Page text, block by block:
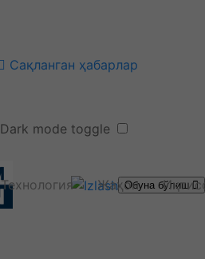
Сақланган ҳабарлар
Dark mode toggle
Технология ЖаҳонОбуна бўлиш